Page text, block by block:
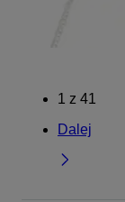
1 z 41
Dalej